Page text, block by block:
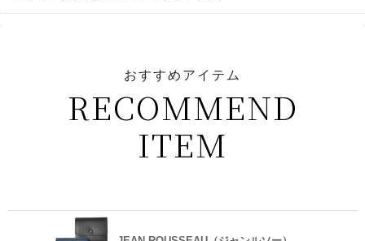
おすすめアイテム
RECOMMEND
ITEM